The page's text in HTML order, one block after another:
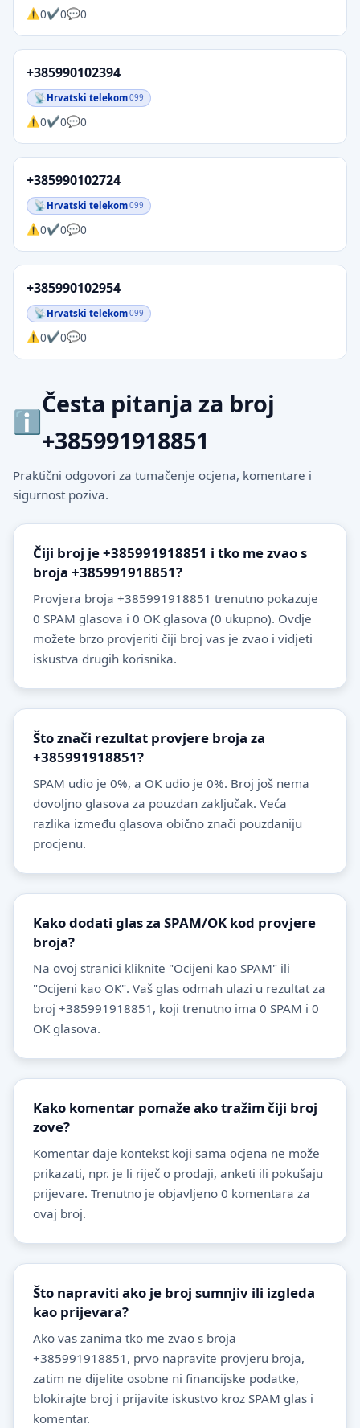
0 0 0
+385990102394
Hrvatski telekom099
0 0 0
+385990102724
Hrvatski telekom099
0 0 0
+385990102954
Hrvatski telekom099
0 0 0
Česta pitanja za broj
+385991918851
Praktični odgovori za tumačenje ocjena, komentare i
sigurnost poziva.
Čiji broj je +385991918851 i tko me zvao s
broja +385991918851?
Provjera broja +385991918851 trenutno pokazuje
0 SPAM glasova i 0 OK glasova (0 ukupno). Ovdje
možete brzo provjeriti čiji broj vas je zvao i vidjeti
iskustva drugih korisnika.
Što znači rezultat provjere broja za
+385991918851?
SPAM udio je 0%, a OK udio je 0%. Broj još nema
dovoljno glasova za pouzdan zaključak. Veća
razlika između glasova obično znači pouzdaniju
procjenu.
Kako dodati glas za SPAM/OK kod provjere
broja?
Na ovoj stranici kliknite "Ocijeni kao SPAM" ili
"Ocijeni kao OK". Vaš glas odmah ulazi u rezultat za
broj +385991918851, koji trenutno ima 0 SPAM i 0
OK glasova.
Kako komentar pomaže ako tražim čiji broj
zove?
Komentar daje kontekst koji sama ocjena ne može
prikazati, npr. je li riječ o prodaji, anketi ili pokušaju
prijevare. Trenutno je objavljeno 0 komentara za
ovaj broj.
Što napraviti ako je broj sumnjiv ili izgleda
kao prijevara?
Ako vas zanima tko me zvao s broja
+385991918851, prvo napravite provjeru broja,
zatim ne dijelite osobne ni financijske podatke,
blokirajte broj i prijavite iskustvo kroz SPAM glas i
komentar.